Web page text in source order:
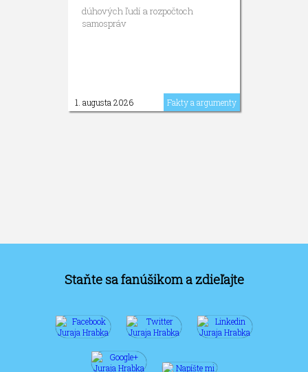
dúhových ľudí a rozpočtoch
samospráv
1. augusta 2026 Fakty a argumenty
Staňte sa fanúšikom a zdieľajte